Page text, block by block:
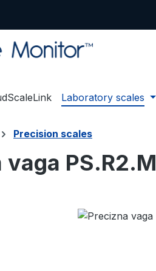
navigaciju
Laboratory scales
Precision scales
vaga PS.R2.M